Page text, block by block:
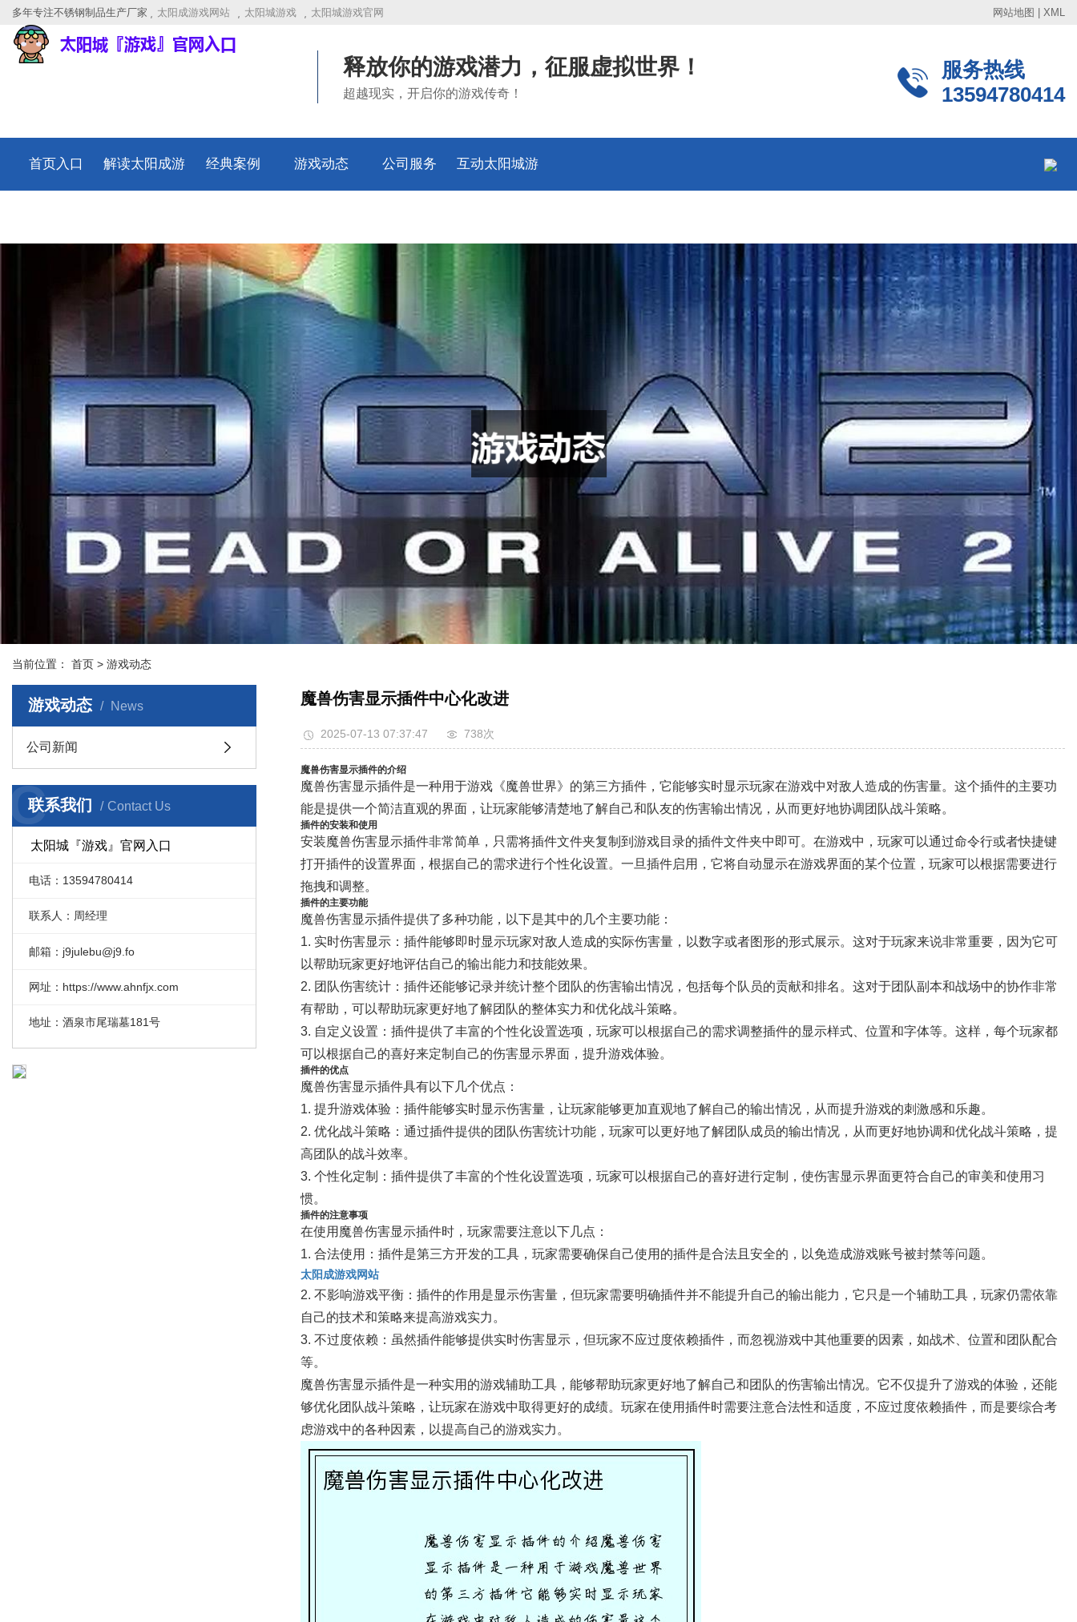
多年专注不锈钢制品生产厂家 太阳成游戏网站 太阳城游戏 太阳城游戏官网 网站地图 XML
释放你的游戏潜力，征服虚拟世界！
超越现实，开启你的游戏传奇！
服务热线
13594780414
首页入口 解读太阳成游 经典案例 游戏动态 公司服务 互动太阳城游
当前位置： 首页 > 游戏动态
游戏动态 News
公司新闻
联系我们 Contact Us
C
太阳城『游戏』官网入口
电话：13594780414
联系人：周经理
邮箱：j9julebu@j9.fo
网址：https://www.ahnfjx.com
地址：酒泉市尾瑞墓181号
魔兽伤害显示插件中心化改进
2025-07-13 07:37:47 738次
魔兽伤害显示插件的介绍
魔兽伤害显示插件是一种用于游戏《魔兽世界》的第三方插件，它能够实时显示玩家在游戏中对敌人造成的伤害量。这个插件的主要功
能是提供一个简洁直观的界面，让玩家能够清楚地了解自己和队友的伤害输出情况，从而更好地协调团队战斗策略。
插件的安装和使用
安装魔兽伤害显示插件非常简单，只需将插件文件夹复制到游戏目录的插件文件夹中即可。在游戏中，玩家可以通过命令行或者快捷键
打开插件的设置界面，根据自己的需求进行个性化设置。一旦插件启用，它将自动显示在游戏界面的某个位置，玩家可以根据需要进行
拖拽和调整。
插件的主要功能
魔兽伤害显示插件提供了多种功能，以下是其中的几个主要功能：
1. 实时伤害显示：插件能够即时显示玩家对敌人造成的实际伤害量，以数字或者图形的形式展示。这对于玩家来说非常重要，因为它可
以帮助玩家更好地评估自己的输出能力和技能效果。
2. 团队伤害统计：插件还能够记录并统计整个团队的伤害输出情况，包括每个队员的贡献和排名。这对于团队副本和战场中的协作非常
有帮助，可以帮助玩家更好地了解团队的整体实力和优化战斗策略。
3. 自定义设置：插件提供了丰富的个性化设置选项，玩家可以根据自己的需求调整插件的显示样式、位置和字体等。这样，每个玩家都
可以根据自己的喜好来定制自己的伤害显示界面，提升游戏体验。
插件的优点
魔兽伤害显示插件具有以下几个优点：
1. 提升游戏体验：插件能够实时显示伤害量，让玩家能够更加直观地了解自己的输出情况，从而提升游戏的刺激感和乐趣。
2. 优化战斗策略：通过插件提供的团队伤害统计功能，玩家可以更好地了解团队成员的输出情况，从而更好地协调和优化战斗策略，提
高团队的战斗效率。
3. 个性化定制：插件提供了丰富的个性化设置选项，玩家可以根据自己的喜好进行定制，使伤害显示界面更符合自己的审美和使用习
惯。
插件的注意事项
在使用魔兽伤害显示插件时，玩家需要注意以下几点：
1. 合法使用：插件是第三方开发的工具，玩家需要确保自己使用的插件是合法且安全的，以免造成游戏账号被封禁等问题。
太阳成游戏网站
2. 不影响游戏平衡：插件的作用是显示伤害量，但玩家需要明确插件并不能提升自己的输出能力，它只是一个辅助工具，玩家仍需依靠
自己的技术和策略来提高游戏实力。
3. 不过度依赖：虽然插件能够提供实时伤害显示，但玩家不应过度依赖插件，而忽视游戏中其他重要的因素，如战术、位置和团队配合
等。
魔兽伤害显示插件是一种实用的游戏辅助工具，能够帮助玩家更好地了解自己和团队的伤害输出情况。它不仅提升了游戏的体验，还能
够优化团队战斗策略，让玩家在游戏中取得更好的成绩。玩家在使用插件时需要注意合法性和适度，不应过度依赖插件，而是要综合考
虑游戏中的各种因素，以提高自己的游戏实力。